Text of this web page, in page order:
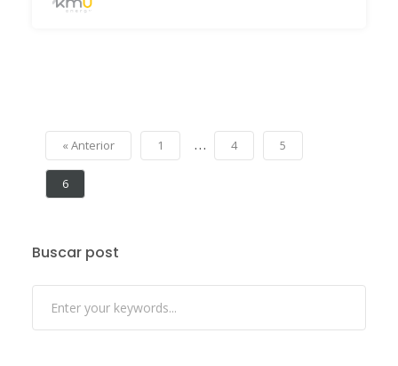
« Anterior 1 … 4 5
6
Buscar post